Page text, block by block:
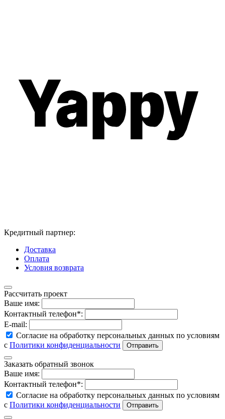
Кредитный партнер:
Доставка
Оплата
Условия возврата
Рассчитать проект
Ваше имя:
Контактный телефон*:
E-mail:
Согласие на обработку персональных данных по условиям
с Политики конфиденциальности
Заказать обратный звонок
Ваше имя:
Контактный телефон*:
Согласие на обработку персональных данных по условиям
с Политики конфиденциальности